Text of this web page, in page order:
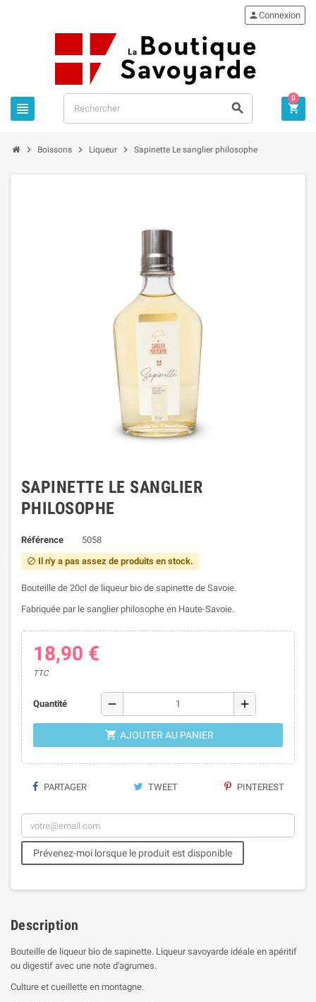
 
Connexion

0
 Boissons  Liqueur  Sapinette Le sanglier philosophe
SAPINETTE LE SANGLIER
PHILOSOPHE
Référence 5058
 Il n'y a pas assez de produits en stock.
Bouteille de 20cl de liqueur bio de sapinette de Savoie.
Fabriquée par le sanglier philosophe en Haute-Savoie.
18,90 €
TTC
Quantité remove add
 AJOUTER AU PANIER
PARTAGER TWEET PINTEREST
Prévenez-moi lorsque le produit est disponible
Description
Bouteille de liqueur bio de sapinette. Liqueur savoyarde idéale en apéritif
ou digestif avec une note d'agrumes.
Culture et cueillette en montagne.